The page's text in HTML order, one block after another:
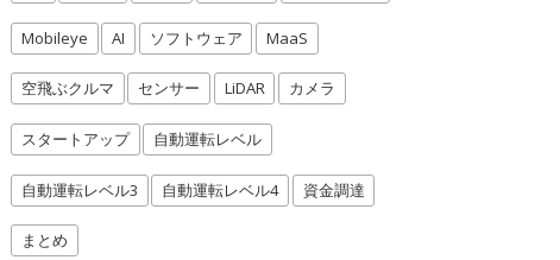
Mobileye AI ソフトウェア MaaS
空飛ぶクルマ センサー LiDAR カメラ
スタートアップ 自動運転レベル
自動運転レベル3 自動運転レベル4 資金調達
まとめ